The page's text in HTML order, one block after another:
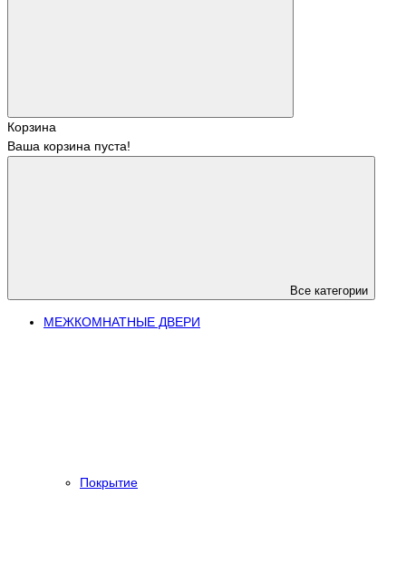
Корзина
Ваша корзина пуста!
Все категории
МЕЖКОМНАТНЫЕ ДВЕРИ
Покрытие